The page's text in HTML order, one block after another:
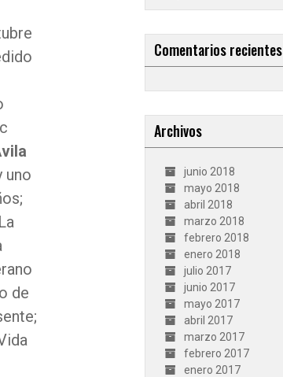
uno
de
Comentarios recientes
Archivos
junio 2018
mayo 2018
abril 2018
marzo 2018
febrero 2018
enero 2018
julio 2017
junio 2017
mayo 2017
abril 2017
marzo 2017
febrero 2017
enero 2017